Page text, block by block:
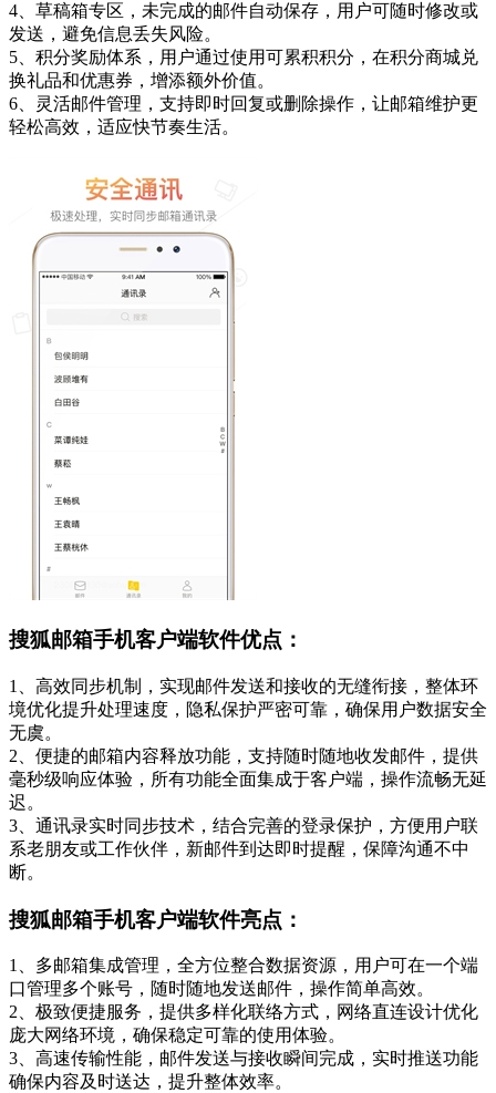
4、草稿箱专区，未完成的邮件自动保存，用户可随时修改或
发送，避免信息丢失风险。
5、积分奖励体系，用户通过使用可累积积分，在积分商城兑
换礼品和优惠券，增添额外价值。
6、灵活邮件管理，支持即时回复或删除操作，让邮箱维护更
轻松高效，适应快节奏生活。
搜狐邮箱手机客户端软件优点：
1、高效同步机制，实现邮件发送和接收的无缝衔接，整体环
境优化提升处理速度，隐私保护严密可靠，确保用户数据安全
无虞。
2、便捷的邮箱内容释放功能，支持随时随地收发邮件，提供
毫秒级响应体验，所有功能全面集成于客户端，操作流畅无延
迟。
3、通讯录实时同步技术，结合完善的登录保护，方便用户联
系老朋友或工作伙伴，新邮件到达即时提醒，保障沟通不中
断。
搜狐邮箱手机客户端软件亮点：
1、多邮箱集成管理，全方位整合数据资源，用户可在一个端
口管理多个账号，随时随地发送邮件，操作简单高效。
2、极致便捷服务，提供多样化联络方式，网络直连设计优化
庞大网络环境，确保稳定可靠的使用体验。
3、高速传输性能，邮件发送与接收瞬间完成，实时推送功能
确保内容及时送达，提升整体效率。